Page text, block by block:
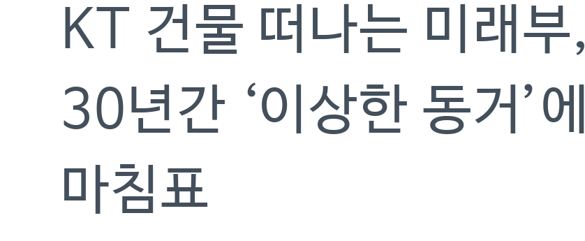
KT 건물 떠나는 미래부,
30년간 ‘이상한 동거’에
마침표